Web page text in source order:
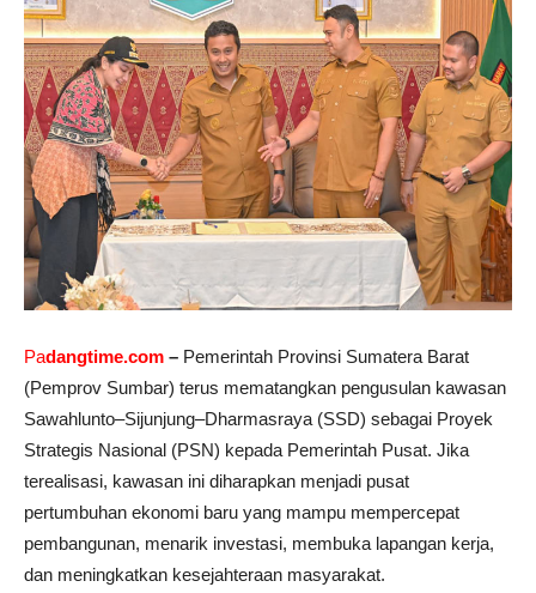
Padangtime.com – Pemerintah Provinsi Sumatera Barat
(Pemprov Sumbar) terus mematangkan pengusulan kawasan
Sawahlunto–Sijunjung–Dharmasraya (SSD) sebagai Proyek
Strategis Nasional (PSN) kepada Pemerintah Pusat. Jika
terealisasi, kawasan ini diharapkan menjadi pusat
pertumbuhan ekonomi baru yang mampu mempercepat
pembangunan, menarik investasi, membuka lapangan kerja,
dan meningkatkan kesejahteraan masyarakat.